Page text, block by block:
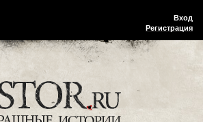
Вход
Регистрация